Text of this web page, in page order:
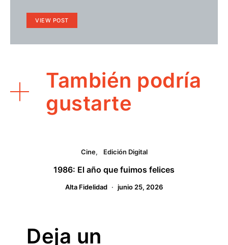
VIEW POST
También podría
gustarte
Cine Edición Digital
1986: El año que fuimos felices
Alta Fidelidad junio 25, 2026
Deja un